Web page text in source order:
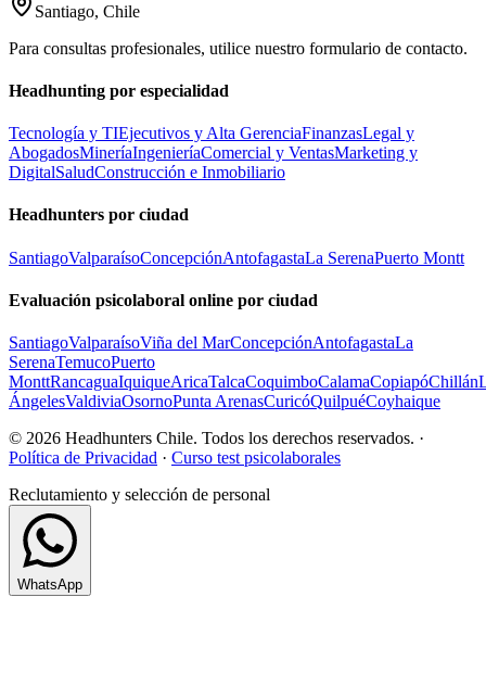
Santiago, Chile
Para consultas profesionales, utilice nuestro formulario de contacto.
Headhunting por especialidad
Tecnología y TIEjecutivos y Alta GerenciaFinanzasLegal y
AbogadosMineríaIngenieríaComercial y VentasMarketing y
DigitalSaludConstrucción e Inmobiliario
Headhunters por ciudad
SantiagoValparaísoConcepciónAntofagastaLa SerenaPuerto Montt
Evaluación psicolaboral online por ciudad
SantiagoValparaísoViña del MarConcepciónAntofagastaLa
SerenaTemucoPuerto
MonttRancaguaIquiqueAricaTalcaCoquimboCalamaCopiapóChillán
ÁngelesValdiviaOsornoPunta ArenasCuricóQuilpuéCoyhaique
© 2026 Headhunters Chile. Todos los derechos reservados. ·
Política de Privacidad · Curso test psicolaborales
Reclutamiento y selección de personal
WhatsApp